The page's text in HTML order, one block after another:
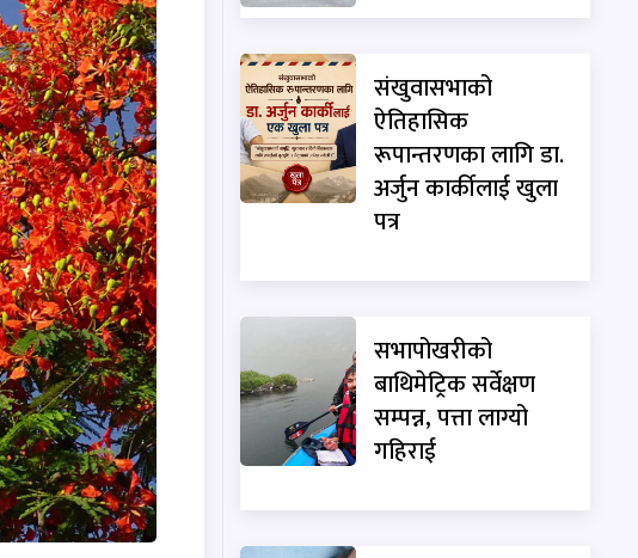
संखुवासभाको
ऐतिहासिक
रूपान्तरणका लागि डा.
अर्जुन कार्कीलाई खुला
पत्र
सभापोखरीको
बाथिमेट्रिक सर्वेक्षण
सम्पन्न, पत्ता लाग्यो
गहिराई